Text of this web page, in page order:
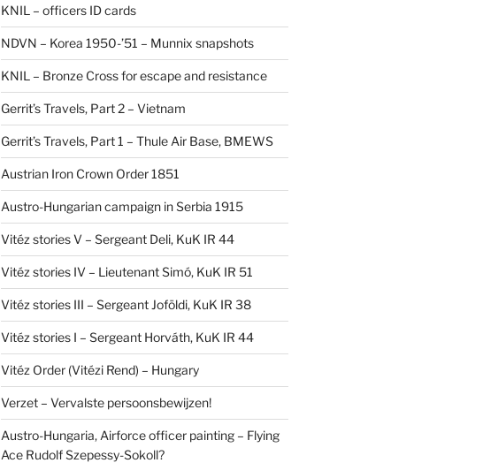
KNIL – officers ID cards
NDVN – Korea 1950-’51 – Munnix snapshots
KNIL – Bronze Cross for escape and resistance
Gerrit’s Travels, Part 2 – Vietnam
Gerrit’s Travels, Part 1 – Thule Air Base, BMEWS
Austrian Iron Crown Order 1851
Austro-Hungarian campaign in Serbia 1915
Vitéz stories V – Sergeant Deli, KuK IR 44
Vitéz stories IV – Lieutenant Simó, KuK IR 51
Vitéz stories III – Sergeant Joföldi, KuK IR 38
Vitéz stories I – Sergeant Horváth, KuK IR 44
Vitéz Order (Vitézi Rend) – Hungary
Verzet – Vervalste persoonsbewijzen!
Austro-Hungaria, Airforce officer painting – Flying
Ace Rudolf Szepessy-Sokoll?